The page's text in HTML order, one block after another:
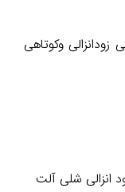
وکوتاهی
انزالی شلی آلت